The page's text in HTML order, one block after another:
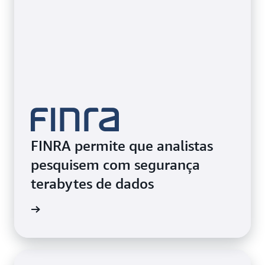
FINRA permite que analistas
pesquisem com segurança
terabytes de dados